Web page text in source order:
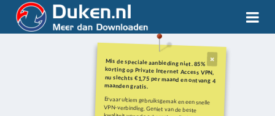
Mis de speciale aanbieding niet. 85%
korting op Private Internet Access VPN,
nu slechts €1,75 per maand en ontvang 4
maanden gratis.
Ervaar ultiem gebruiksgemak en een snelle
VPN-verbinding. Geniet van de beste
kwaliteit voor de scherpste prijs. Met
Private Internet Access kun je moeiteloos
torrents, Usenet en Netflix gebruiken! En
geld-terug-garantie van 30 dagen, dus je